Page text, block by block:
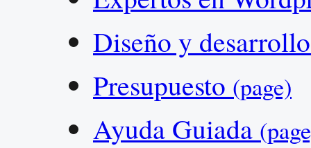
Diseño y
Presupuesto (page)
Ayuda Guiada